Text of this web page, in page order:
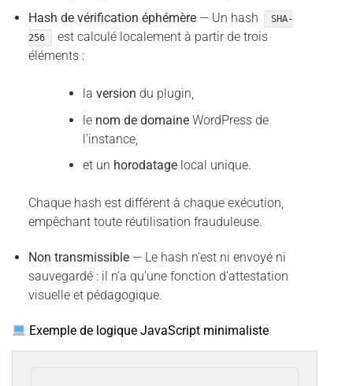
Hash de vérification éphémère— Un hash
SHA-
256
est calculé localement à partir de trois
éléments :
la version du plugin,
le nom de domaineWordPress de
l’instance,
et un horodatagelocal unique.
Chaque hash est différent à chaque exécution,
empêchant toute réutilisation frauduleuse.
Non transmissible— Le hash n’est ni envoyé ni
sauvegardé : il n’a qu’une fonction d’attestation
visuelle et pédagogique.
Exemple de logique JavaScript minimaliste